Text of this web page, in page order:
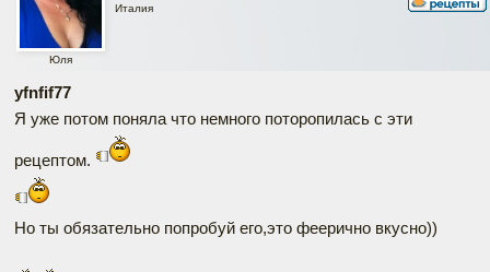
Юля
Италия
yfnfif77
Я уже потом поняла что немного поторопилась с эти
рецептом.
Но ты обязательно попробуй его,это феерично вкусно))